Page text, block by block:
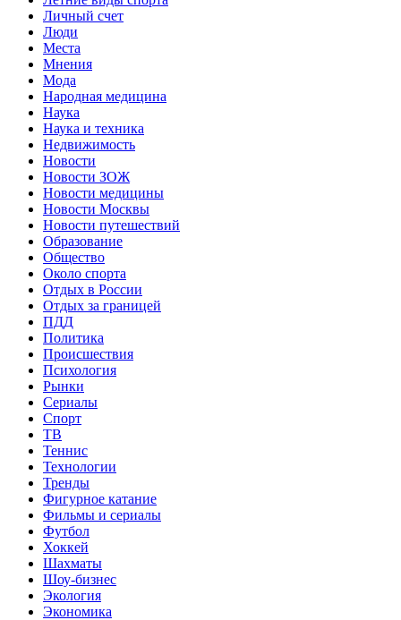
Личный счет
Люди
Места
Мнения
Мода
Народная медицина
Наука
Наука и техника
Недвижимость
Новости
Новости ЗОЖ
Новости медицины
Новости Москвы
Новости путешествий
Образование
Общество
Около спорта
Отдых в России
Отдых за границей
ПДД
Политика
Происшествия
Психология
Рынки
Сериалы
Спорт
ТВ
Теннис
Технологии
Тренды
Фигурное катание
Фильмы и сериалы
Футбол
Хоккей
Шахматы
Шоу-бизнес
Экология
Экономика